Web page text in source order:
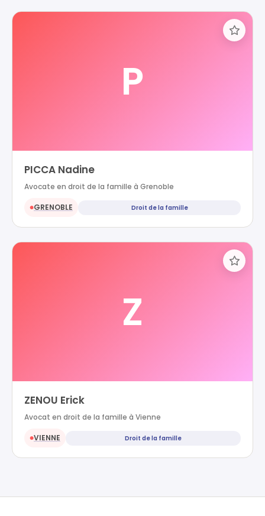
P
PICCA Nadine
Avocate en droit de la famille à Grenoble
●GRENOBLE Droit de la famille
Z
ZENOU Erick
Avocat en droit de la famille à Vienne
●VIENNE Droit de la famille